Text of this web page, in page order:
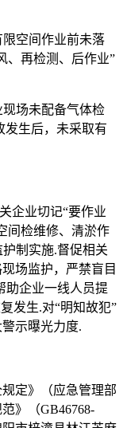
空间作业前未落
、再检测、后作业”
场未配备气体检
发生后，未采取有
企业切记“要作业
间检维修、清淤作
制实施.督促相关
场监护，严禁盲目
助企业一线人员提
发生.对“明知故犯”
示曝光力度.
定》（应急管理部
》（GB46768-